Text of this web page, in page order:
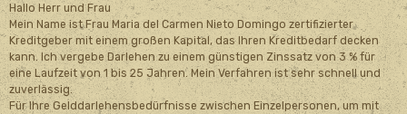
Hallo Herr und Frau
Mein Name ist Frau Maria del Carmen Nieto Domingo zertifizierter
Kreditgeber mit einem großen Kapital, das Ihren Kreditbedarf decken
kann. Ich vergebe Darlehen zu einem günstigen Zinssatz von 3 % für
eine Laufzeit von 1 bis 25 Jahren. Mein Verfahren ist sehr schnell und
zuverlässig.
Für Ihre Gelddarlehensbedürfnisse zwischen Einzelpersonen, um mit